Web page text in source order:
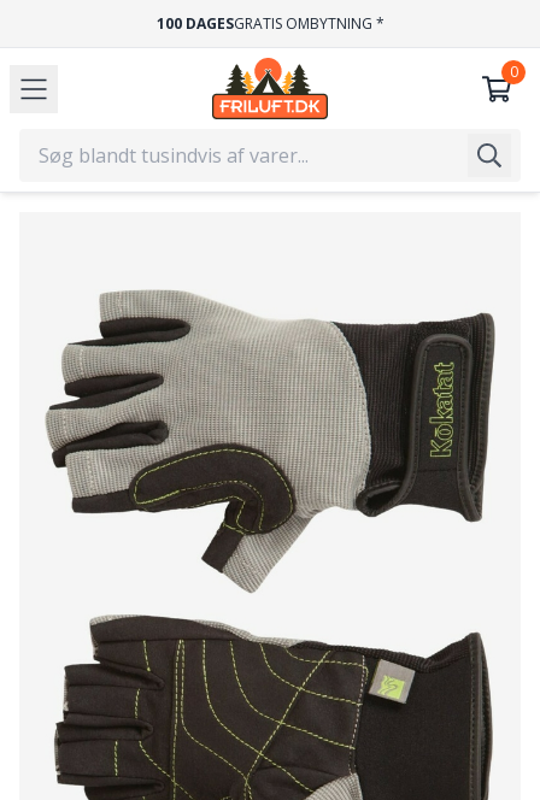
100 DAGESGRATIS OMBYTNING *